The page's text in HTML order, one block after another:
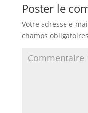
Poster le
Votre adresse e-
champs